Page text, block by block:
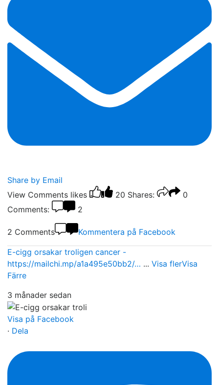
Share by Email
View Comments likes 20 Shares:
0
Comments:
2
2 Comments Kommentera på Facebook
E-cigg orsakar troligen cancer -
https://mailchi.mp/a1a495e50bb2/… ... Visa flerVisa
Färre
3 månader sedan
Visa på Facebook
· Dela